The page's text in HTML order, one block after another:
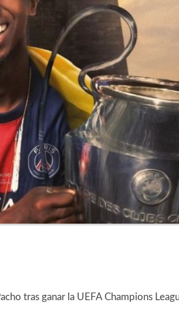
tras ganar la UEFA Champions